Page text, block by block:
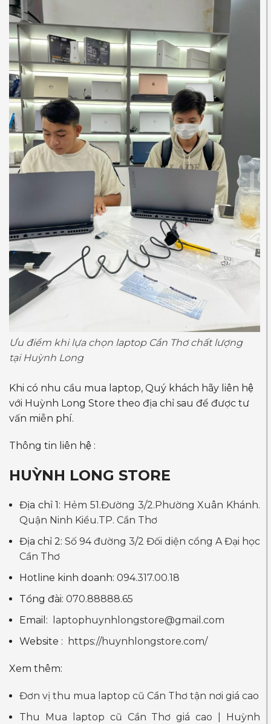
Ưu điểm khi lựa chọn laptop Cần Thơ chất lượng
tại Huỳnh Long
Khi có nhu cầu mua laptop, Quý khách hãy liên hệ
với Huỳnh Long Store theo địa chỉ sau để được tư
vấn miễn phí.
Thông tin liên hệ :
HUỲNH LONG STORE
Địa chỉ 1: Hẻm 51.Đường 3/2.Phường Xuân Khánh.
Quận Ninh Kiều.TP. Cần Thơ
Địa chỉ 2: Số 94 đường 3/2 Đối diện cổng A Đại học
Cần Thơ
Hotline kinh doanh: 094.317.00.18
Tổng đài: 070.88888.65
Email:
laptophuynhlongstore@gmail.com
Website :
https://huynhlongstore.com/
Xem thêm:
Đơn vị thu mua laptop cũ Cần Thơ tận nơi giá cao
Thu Mua laptop cũ Cần Thơ giá cao | Huỳnh